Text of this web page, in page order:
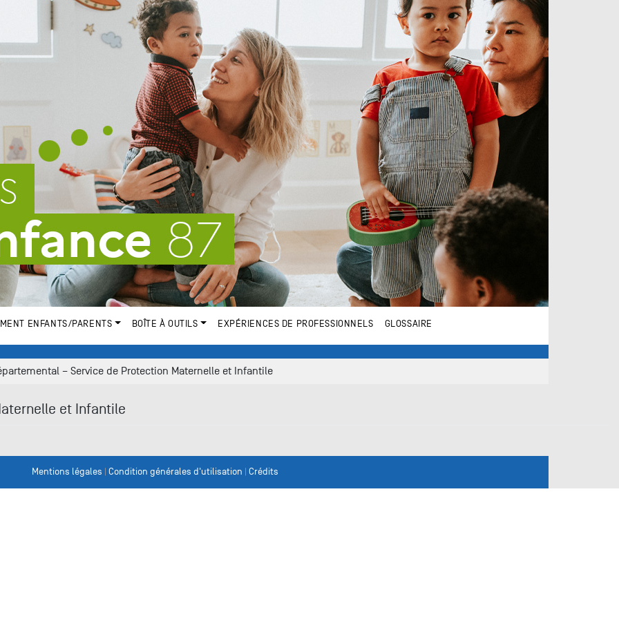
ENFANTS/PARENTS BOÎTE À OUTILS EXPÉRIENCES DE PROFESSIONNELS GLOSSAIRE
– Service de Protection Maternelle et Infantile
et Infantile
Mentions légales | Condition générales d'utilisation | Crédits